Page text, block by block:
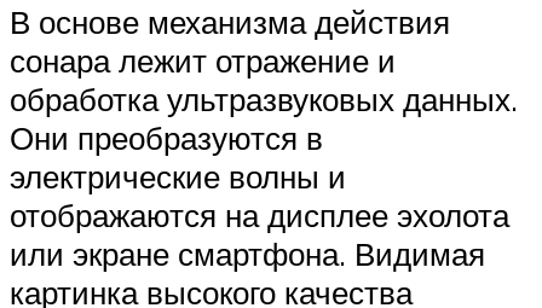
В основе механизма действия
сонара лежит отражение и
обработка ультразвуковых данных.
Они преобразуются в
электрические волны и
отображаются на дисплее эхолота
или экране смартфона. Видимая
картинка высокого качества